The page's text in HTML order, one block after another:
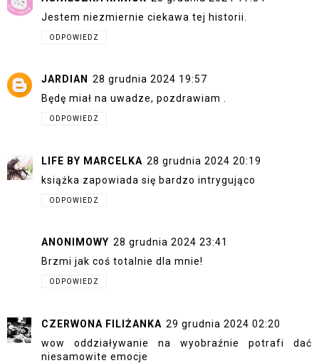
Jestem niezmiernie ciekawa tej historii.
ODPOWIEDZ
JARDIAN
28 grudnia 2024 19:57
Będę miał na uwadze, pozdrawiam .
ODPOWIEDZ
LIFE BY MARCELKA 28 grudnia 2024 20:19
książka zapowiada się bardzo intrygująco
ODPOWIEDZ
ANONIMOWY 28 grudnia 2024 23:41
Brzmi jak coś totalnie dla mnie!
ODPOWIEDZ
CZERWONA FILIŻANKA 29 grudnia 2024 02:20
wow oddziaływanie na wyobraźnie potrafi dać
niesamowite emocje